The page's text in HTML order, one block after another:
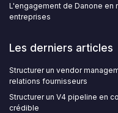
L'engagement de Danone
entreprises
Les derniers articles
Structurer un vendor
relations fournisseurs
Structurer un V4 pipeline en
crédible